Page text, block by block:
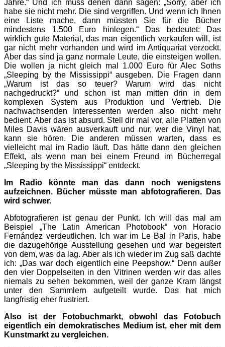
Jahre.“ Und ich muss denen dann sagen: „Sorry, aber ich
habe sie nicht mehr. Die sind vergriffen. Und wenn ich Ihnen
eine Liste mache, dann müss­ten Sie für die Bücher
mindestens 1.500 Euro hinlegen.“ Das bedeutet: Das
wirklich gute Material, das man eigentlich verkaufen will, ist
gar nicht mehr vorhanden und wird im Antiquariat verzockt.
Aber das sind ja ganz normale Leute, die einsteigen wollen.
Die wollen ja nicht gleich mal 1.000 Euro für Alec Soths
„Sleeping by the Mississippi“ ausgeben. Die Fragen dann
„Warum ist das so teuer? Warum wird das nicht
nachgedruckt?“ und schon ist man mitten drin in dem
komplexen System aus Produktion und Vertrieb. Die
nachwachsenden Interessenten werden also nicht mehr
bedient. Aber das ist absurd. Stell dir mal vor, alle Platten von
Miles Davis wären ausverkauft und nur, wer die Vinyl hat,
kann sie hören. Die anderen müssen warten, dass es
vielleicht mal im Radio läuft. Das hätte dann den gleichen
Effekt, als wenn man bei einem Freund im Bücherregal
„Sleeping by the Mississippi“ entdeckt.
Im Radio könnte man das dann noch wenigstens
aufzeichnen. Bücher müsste man abfotografieren. Das
wird schwer.
Abfotografieren ist genau der Punkt. Ich will das mal am
Beispiel „The Latin American Photobook“ von Horacio
Fernández verdeutlichen. Ich war im Le Bal in Paris, habe
die dazugehörige Ausstellung gesehen und war begeistert
von dem, was da lag. Aber als ich wieder im Zug saß dachte
ich: „Das war doch eigentlich eine Peepshow.“ Denn außer
den vier Doppelseiten in den Vitrinen werden wir das alles
niemals zu sehen bekommen, weil der ganze Kram längst
unter den Sammlern aufgeteilt wurde. Das hat mich
langfristig eher frustriert.
Also ist der Fotobuchmarkt, obwohl das Fotobuch
eigentlich ein demokratisches Medium ist, eher mit dem
Kunstmarkt zu vergleichen.